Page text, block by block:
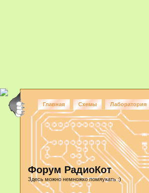
Главная Схемы Лаборатория
Форум РадиоКот
Здесь можно немножко помяукать :)